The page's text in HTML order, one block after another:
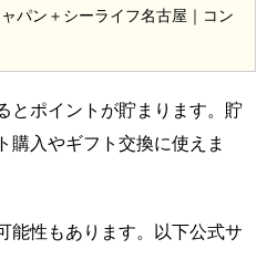
パン＋シーライフ名古屋｜コン
とポイントが貯まります。貯
購入やギフト交換に使えま
能性もあります。以下公式サ